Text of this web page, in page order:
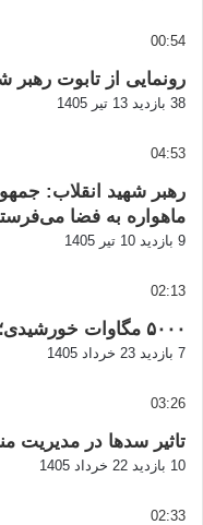
00:54
رونمایی از تابوت رهبر
38 بازدید 13 تیر 1405
04:53
رهبر شهید انقلاب:
ماهواره به فضا
9 بازدید 10 تیر 1405
02:13
۵۰۰۰ مگاوات خورشیدی؛ رویای سبز یا وعده تکراری؟
7 بازدید 23 خرداد 1405
03:26
تاثیر سدها در مدیریت
10 بازدید 22 خرداد 1405
02:33